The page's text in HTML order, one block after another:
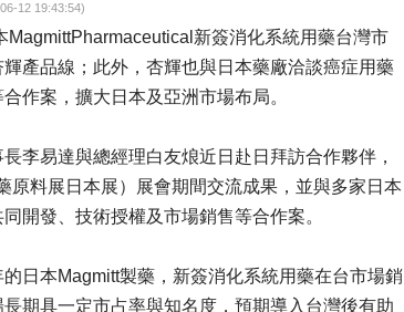
12 19:43:54)
新簽消化系統用藥台灣市
產品線；此外，杏輝也與日本藥廠洽談癌症用藥
作案，擴大日本及亞洲市場布局。
李易達與總經理白友烺近日赴日拜訪合作夥伴，
原料展日本展）展會期間交流成果，並與多家日本
開發、技術授權及市場銷售等合作案。
日本Magmitt製藥，新簽消化系統用藥在台市場銷
期具一定市占率與知名度，預期導入台灣後有助